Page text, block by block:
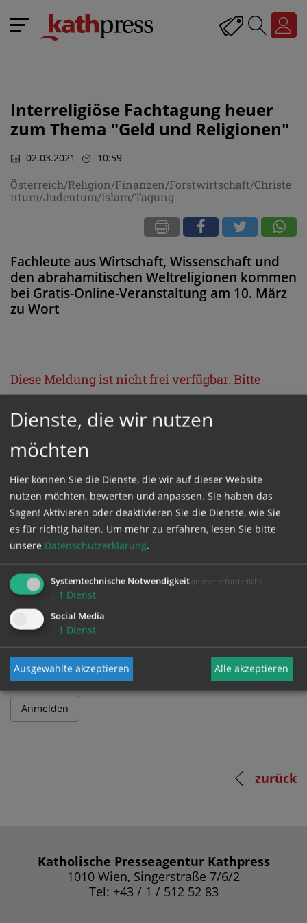
Interreligiöse Fachtagung heuer
zum Thema "Geld und Religionen"
02.03.2021 10:59
Österreich/Religion/Finanzen/Forstwirtschaft/Christe
ntum/Judentum/Islam/Tagung
Fachleute aus Wirtschaft, Wissenschaft und
den abrahamitischen Weltreligionen kommen
bei Gratis-Online-Veranstaltung am 10. März
zu Wort
Diese Meldung ist nicht frei verfügbar. Bitte
loggen Sie sich ein, oder bestellen Sie das
ProduktKathpress_online.
Bitte melden Sie sich mit Ihrem Benutzernamen
und Passwort an.
Benutzername
Passwort
zurück
Katholische Presseagentur Kathpress
1010 Wien, Singerstraße 7/6/2
Tel: +43 / 1 / 512 52 83
Dienste, die wir nutzen
möchten
Hier können Sie die Dienste, die wir auf dieser Website
nutzen möchten, bewerten und anpassen. Sie haben das
Sagen! Aktivieren oder deaktivieren Sie die Dienste, wie Sie
es für richtig halten. Um mehr zu erfahren, lesen Sie bitte
unsere Datenschutzerklärung.
Systemtechnische Notwendigkeit (immer erforderlich)
↓ 1 Dienst
Social Media
↓ 1 Dienst
Ausgewählte akzeptieren Alle akzeptieren